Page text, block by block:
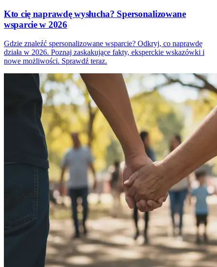
Kto cię naprawdę wysłucha? Spersonalizowane
wsparcie w 2026
Gdzie znaleźć spersonalizowane wsparcie? Odkryj, co naprawdę
działa w 2026. Poznaj zaskakujące fakty, eksperckie wskazówki i
nowe możliwości. Sprawdź teraz.